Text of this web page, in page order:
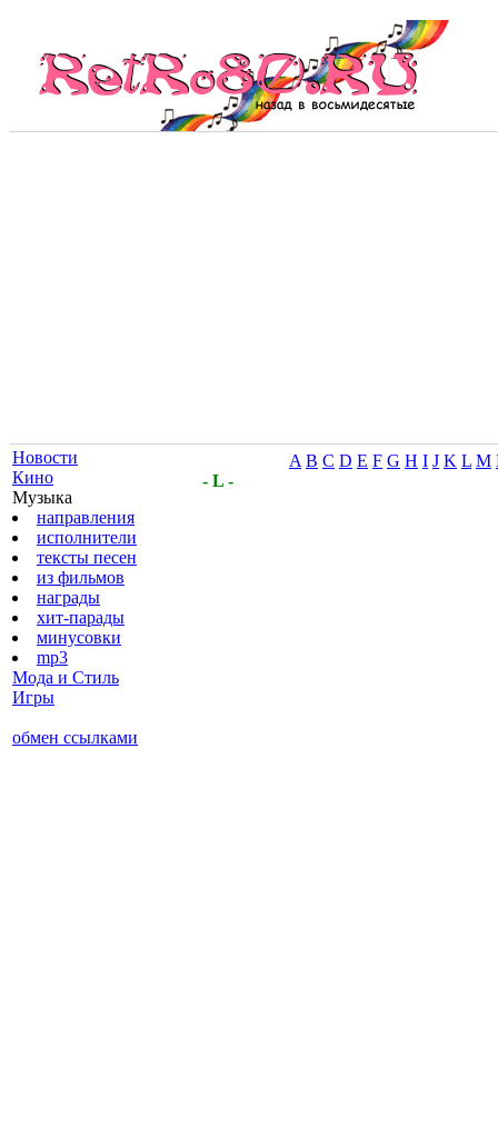
Новости
Кино
Музыка
направления
исполнители
тексты песен
из фильмов
награды
хит-парады
минусовки
mp3
Мода и Стиль
Игры
обмен ссылками
A B C D E F G H I J K L M
- L -